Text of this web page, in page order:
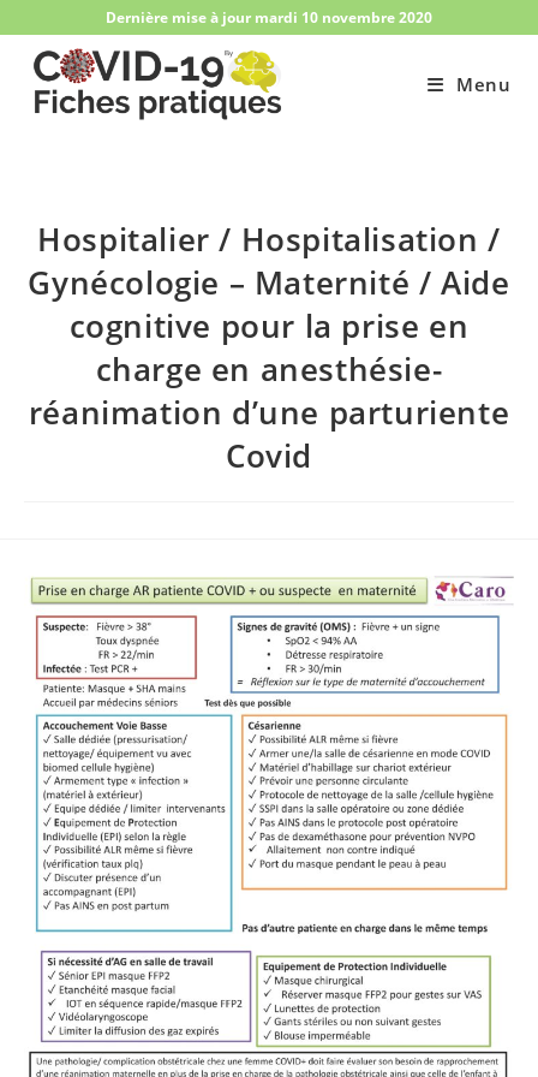
content
Dernière mise à jour mardi 10 novembre 2020
Menu
Hospitalier / Hospitalisation /
Gynécologie – Maternité​ / Aide
cognitive pour la prise en
charge en anesthésie-
réanimation d’une parturiente
Covid